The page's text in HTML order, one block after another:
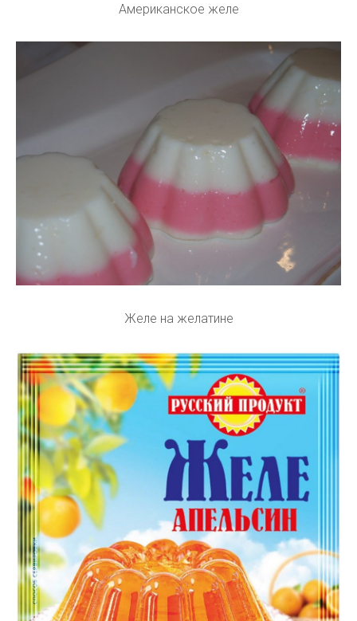
Американское желе
Желе на желатине